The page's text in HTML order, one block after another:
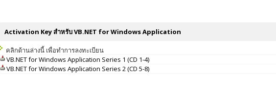
Activation Key สำหรับ VB.NET for Windows Application
คลิกด้านล่างนี้ เพื่อทำการลงทะเบียน
VB.NET for Windows Application Series 1 (CD 1-4)
VB.NET for Windows Application Series 2 (CD 5-8)